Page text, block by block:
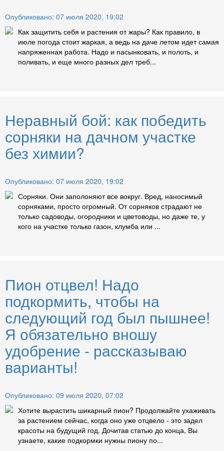
Опубликовано: 07 июля 2020, 19:02
Как защитить себя и растения от жары? Как правило, в
июле погода стоит жаркая, а ведь на даче летом идет самая
напряженная работа. Надо и пасынковать, и полоть, и
поливать, и еще много разных дел треб...
Неравный бой: как победить
сорняки на дачном участке
без химии?
Опубликовано: 07 июля 2020, 19:02
Сорняки. Они заполоняют все вокруг. Вред, наносимый
сорняками, просто огромный. От сорняков страдают не
только садоводы, огородники и цветоводы, но даже те, у
кого на участке только газон, клумба или ...
Пион отцвел! Надо
подкормить, чтобы на
следующий год был пышнее!
Я обязательно вношу
удобрение - рассказываю
варианты!
Опубликовано: 09 июля 2020, 07:02
Хотите вырастить шикарный пион? Продолжайте ухаживать
за растением сейчас, когда оно уже отцвело - это задел
красоты на будущий год. Дочитав статью до конца, Вы
узнаете, какие подкормки нужны пиону по...